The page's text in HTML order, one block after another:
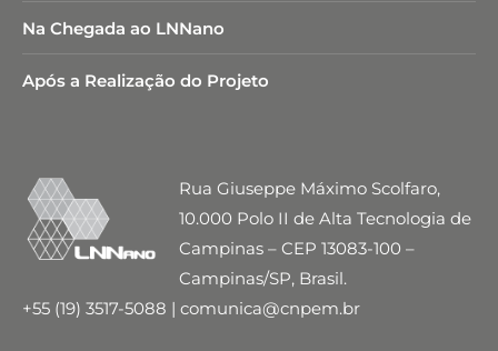
Na Chegada ao LNNano
Após a Realização do Projeto
Rua Giuseppe Máximo Scolfaro,
10.000 Polo II de Alta Tecnologia de
Campinas – CEP 13083-100 –
Campinas/SP, Brasil.
+55 (19) 3517-5088 | comunica@cnpem.br